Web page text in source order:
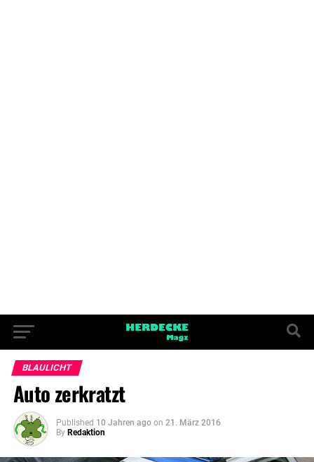
BLAULICHT
Auto zerkratzt
Published 10 Jahren ago on 21. März 2016
By Redaktion